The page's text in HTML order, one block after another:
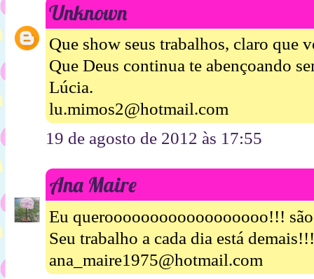
Unknown
Que show seus trabalhos, claro que
Que Deus continua te abençoando
Lúcia.
lu.mimos2@hotmail.com
19 de agosto de 2012 às 17:55
Ana Maire
Eu queroooooooooooooooooo!!!
Seu trabalho a cada dia está
ana_maire1975@hotmail.com